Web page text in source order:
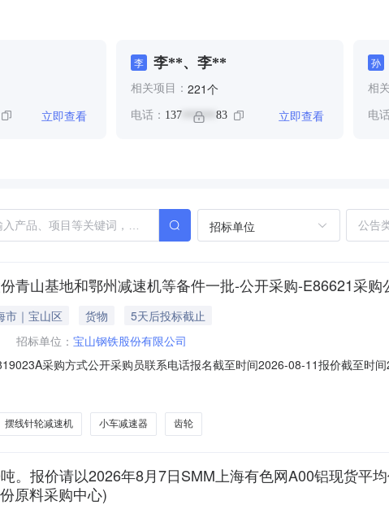
立即查看
李 李**、李**
相关项目： 221个
电话： 137 ****** 83 立即查看
孙
相
电
招标单位
青山基地和鄂州减速机等备件一批-公开采购-E86621采
市｜宝山区 货物
5天后投标截止
招标单位： 宝山钢铁股份有限公司
采购方式公开采购员联系电话报名截至时间2026-08-11报价截至时
:中心高:290mm;原制造商:常州市武进武南变速机械有限公司;制造号
摆线针轮减速机 小车减速器 齿轮
。报价请以2026年8月7日SMM上海有色网A00铝现货平
原料采购中心)